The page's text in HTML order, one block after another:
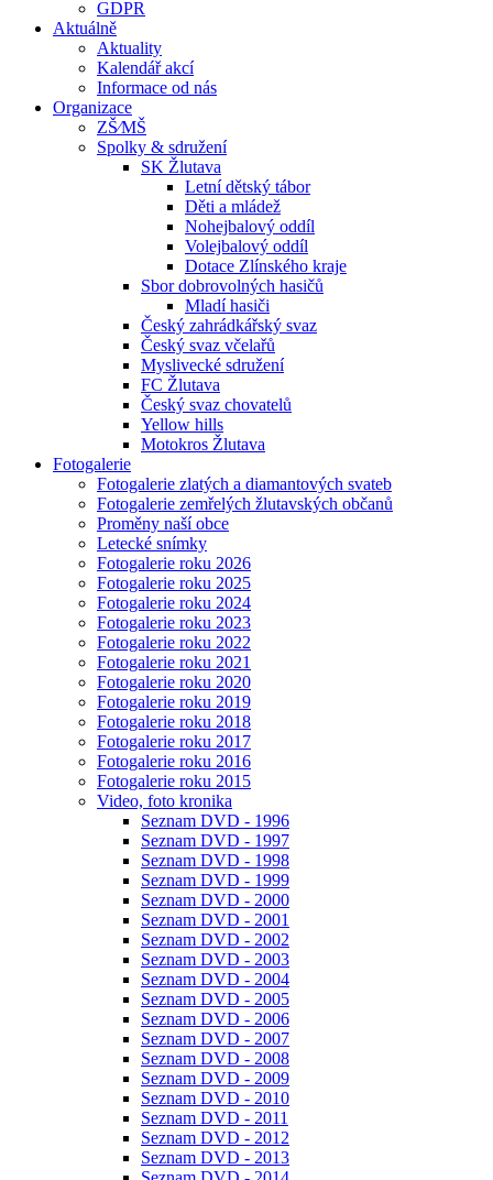
GDPR
Aktuálně
Aktuality
Kalendář akcí
Informace od nás
Organizace
ZŠ⁄MŠ
Spolky & sdružení
SK Žlutava
Letní dětský tábor
Děti a mládež
Nohejbalový oddíl
Volejbalový oddíl
Dotace Zlínského kraje
Sbor dobrovolných hasičů
Mladí hasiči
Český zahrádkářský svaz
Český svaz včelařů
Myslivecké sdružení
FC Žlutava
Český svaz chovatelů
Yellow hills
Motokros Žlutava
Fotogalerie
Fotogalerie zlatých a diamantových svateb
Fotogalerie zemřelých žlutavských občanů
Proměny naší obce
Letecké snímky
Fotogalerie roku 2026
Fotogalerie roku 2025
Fotogalerie roku 2024
Fotogalerie roku 2023
Fotogalerie roku 2022
Fotogalerie roku 2021
Fotogalerie roku 2020
Fotogalerie roku 2019
Fotogalerie roku 2018
Fotogalerie roku 2017
Fotogalerie roku 2016
Fotogalerie roku 2015
Video, foto kronika
Seznam DVD - 1996
Seznam DVD - 1997
Seznam DVD - 1998
Seznam DVD - 1999
Seznam DVD - 2000
Seznam DVD - 2001
Seznam DVD - 2002
Seznam DVD - 2003
Seznam DVD - 2004
Seznam DVD - 2005
Seznam DVD - 2006
Seznam DVD - 2007
Seznam DVD - 2008
Seznam DVD - 2009
Seznam DVD - 2010
Seznam DVD - 2011
Seznam DVD - 2012
Seznam DVD - 2013